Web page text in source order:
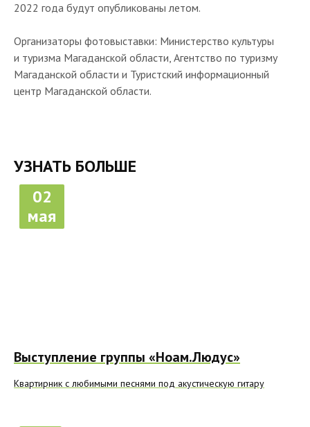
2022 года будут опубликованы летом.
Организаторы фотовыставки: Министерство культуры
и туризма Магаданской области, Агентство по туризму
Магаданской области и Туристский информационный
центр Магаданской области.
УЗНАТЬ БОЛЬШЕ
02
мая
Выступление группы «Ноам.Людус»
Квартирник с любимыми песнями под акустическую гитару